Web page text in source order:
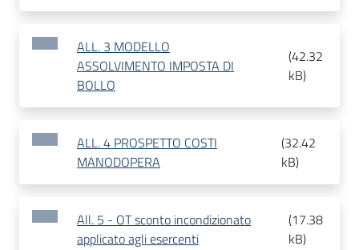
ALL. 3 MODELLO
ASSOLVIMENTO IMPOSTA DI
BOLLO
(42.32
kB)
ALL. 4 PROSPETTO COSTI
MANODOPERA
(32.42
kB)
All. 5 - OT sconto incondizionato
applicato agli esercenti
(17.38
kB)